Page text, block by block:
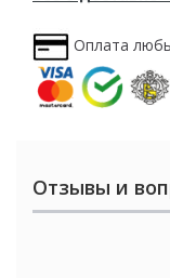
Оплата
Отзывы и